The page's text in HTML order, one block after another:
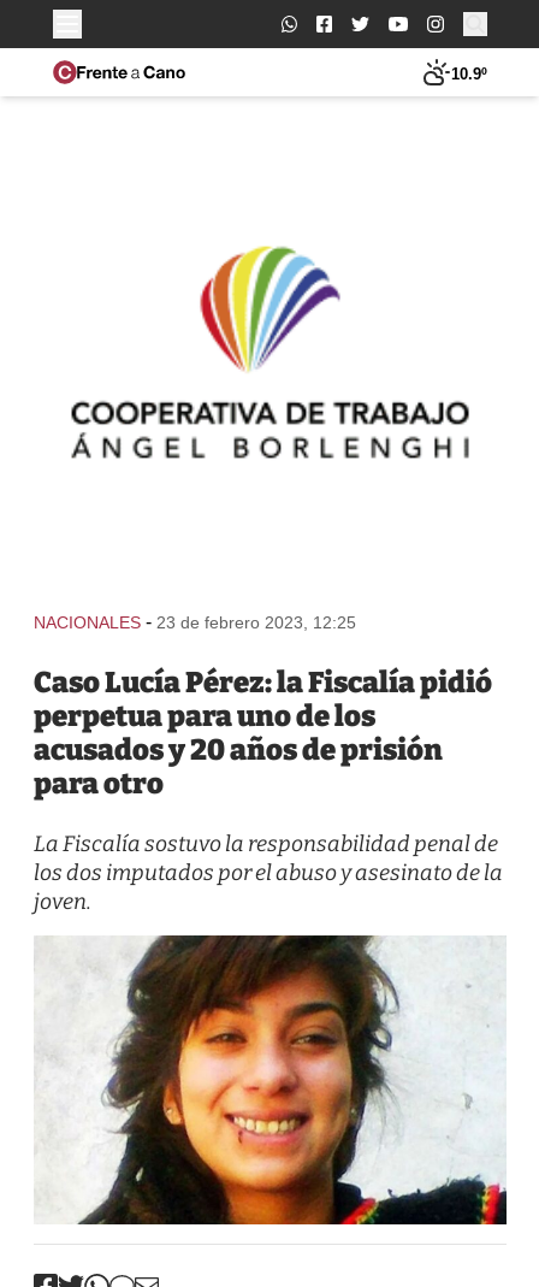
Buscar:
10.9º
NACIONALES - 23 de febrero 2023, 12:25
Caso Lucía Pérez: la Fiscalía pidió
perpetua para uno de los
acusados y 20 años de prisión
para otro
La Fiscalía sostuvo la responsabilidad penal de
los dos imputados por el abuso y asesinato de la
joven.